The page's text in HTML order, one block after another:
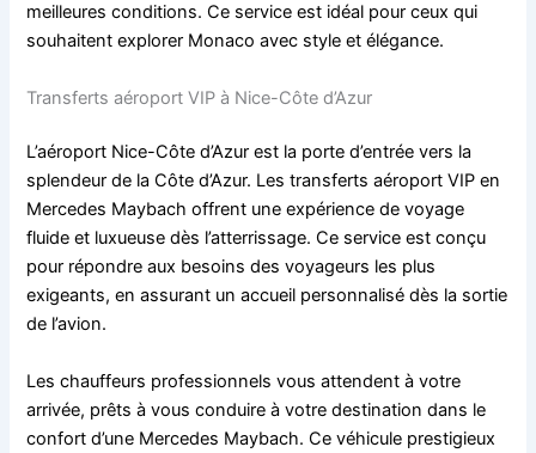
meilleures conditions. Ce service est idéal pour ceux qui
souhaitent explorer Monaco avec style et élégance.
Transferts aéroport VIP à Nice-Côte d’Azur
L’aéroport Nice-Côte d’Azur est la porte d’entrée vers la
splendeur de la Côte d’Azur. Les transferts aéroport VIP en
Mercedes Maybach offrent une expérience de voyage
fluide et luxueuse dès l’atterrissage. Ce service est conçu
pour répondre aux besoins des voyageurs les plus
exigeants, en assurant un accueil personnalisé dès la sortie
de l’avion.
Les chauffeurs professionnels vous attendent à votre
arrivée, prêts à vous conduire à votre destination dans le
confort d’une Mercedes Maybach. Ce véhicule prestigieux